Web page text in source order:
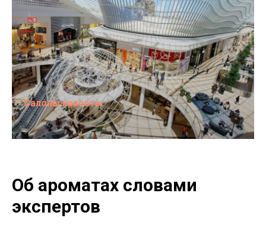
Салоны красоты
Об ароматах словами
экспертов